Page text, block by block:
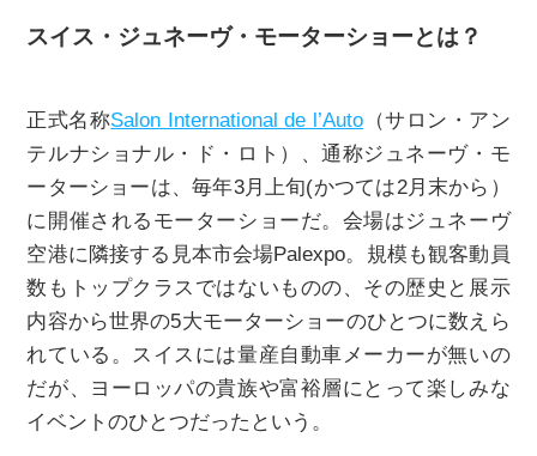
スイス・ジュネーヴ・モーターショーとは？
正式名称Salon International de l’Auto （サロン・アン
テルナショナル・ド・ロト）、通称ジュネーヴ・モ
ーターショーは、毎年3月上旬(かつては2月末から）
に開催されるモーターショーだ。会場はジュネーヴ
空港に隣接する見本市会場Palexpo。規模も観客動員
数もトップクラスではないものの、その歴史と展示
内容から世界の5大モーターショーのひとつに数えら
れている。スイスには量産自動車メーカーが無いの
だが、ヨーロッパの貴族や富裕層にとって楽しみな
イベントのひとつだったという。